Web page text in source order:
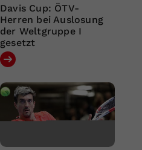
Davis Cup: ÖTV-
Herren bei Auslosung
der Weltgruppe I
gesetzt